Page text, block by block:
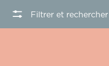
Filtrer et rechercher